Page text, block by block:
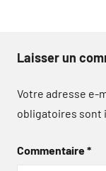
Laisser un
Votre adresse e-
obligatoires sont
Commentaire*